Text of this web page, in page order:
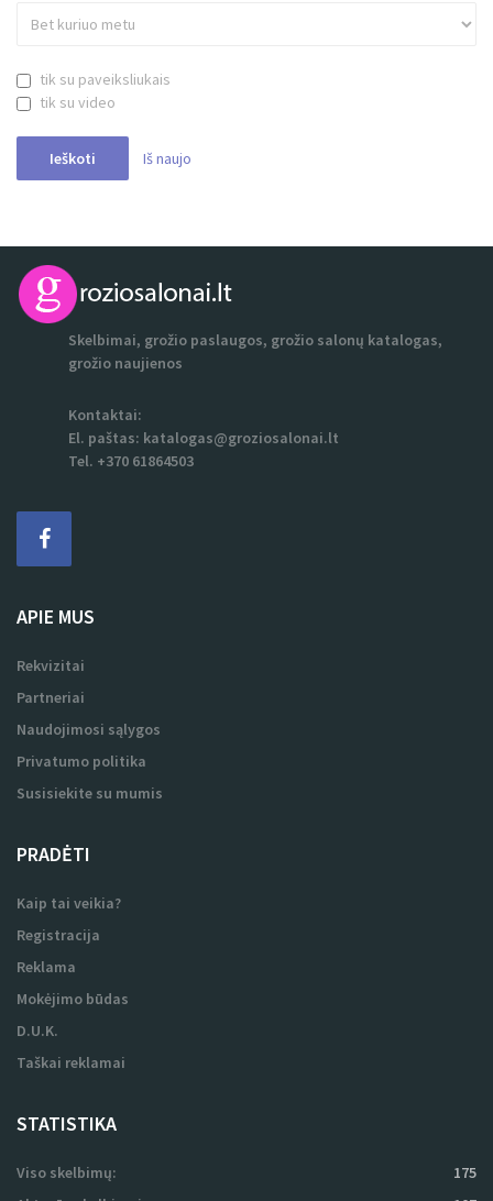
tik su paveiksliukais
tik su video
Ieškoti Iš naujo
Skelbimai, grožio paslaugos, grožio salonų katalogas,
grožio naujienos
Kontaktai:
El. paštas: katalogas@groziosalonai.lt
Tel. +370 61864503
APIE MUS
Rekvizitai
Partneriai
Naudojimosi sąlygos
Privatumo politika
Susisiekite su mumis
PRADĖTI
Kaip tai veikia?
Registracija
Reklama
Mokėjimo būdas
D.U.K.
Taškai reklamai
STATISTIKA
Viso skelbimų:
175